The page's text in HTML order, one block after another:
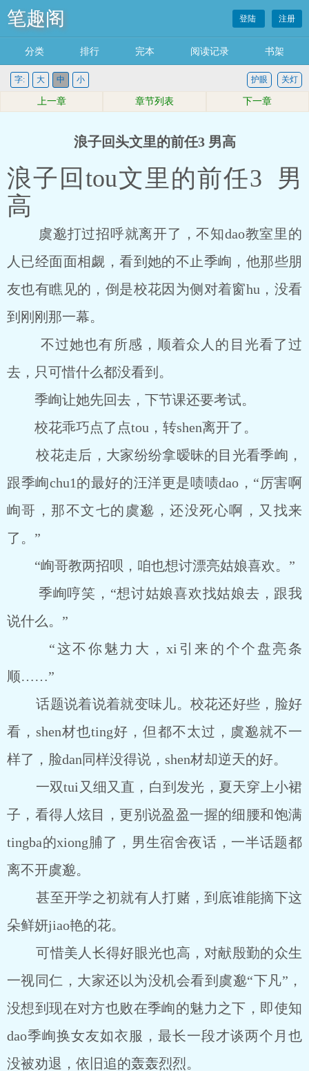
笔趣阁 登陆 注册
分类 排行 完本 阅读记录 书架
字: 大 中 小 关灯
护眼
上一章 章节列表 下一章
浪子回头文里的前任3 男高
浪子回tou文里的前任3 男
高
虞邈打过招呼就离开了，不知dao教室里的
人已经面面相觑，看到她的不止季峋，他那些朋
友也有瞧见的，倒是校花因为侧对着窗hu，没看
到刚刚那一幕。
不过她也有所感，顺着众人的目光看了过
去，只可惜什么都没看到。
季峋让她先回去，下节课还要考试。
校花乖巧点了点tou，转shen离开了。
校花走后，大家纷纷拿暧昧的目光看季峋，
跟季峋chu1的最好的汪洋更是啧啧dao，“厉害啊
峋哥，那不文七的虞邈，还没死心啊，又找来
了。”
“峋哥教两招呗，咱也想讨漂亮姑娘喜欢。”
季峋哼笑，“想讨姑娘喜欢找姑娘去，跟我
说什么。”
“这不你魅力大，xi引来的个个盘亮条
顺……”
话题说着说着就变味儿。校花还好些，脸好
看，shen材也ting好，但都不太过，虞邈就不一
样了，脸dan同样没得说，shen材却逆天的好。
一双tui又细又直，白到发光，夏天穿上小裙
子，看得人炫目，更别说盈盈一握的细腰和饱满
tingba的xiong脯了，男生宿舍夜话，一半话题都
离不开虞邈。
甚至开学之初就有人打赌，到底谁能摘下这
朵鲜妍jiao艳的花。
可惜美人长得好眼光也高，对献殷勤的众生
一视同仁，大家还以为没机会看到虞邈“下凡”，
没想到现在对方也败在季峋的魅力之下，即使知
dao季峋换女友如衣服，最长一段才谈两个月也
没被劝退，依旧追的轰轰烈烈。